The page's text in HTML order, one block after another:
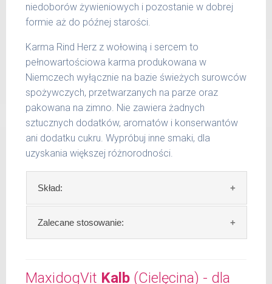
niedoborów żywieniowych i pozostanie w dobrej
formie aż do późnej starości.
Karma Rind Herz z wołowiną i sercem to
pełnowartościowa karma produkowana w
Niemczech wyłącznie na bazie świeżych surowców
spożywczych, przetwarzanych na parze oraz
pakowana na zimno. Nie zawiera żadnych
sztucznych dodatków, aromatów i konserwantów
ani dodatku cukru. Wypróbuj inne smaki, dla
uzyskania większej różnorodności.
Skład:
Skład:mięso i produkty pochodzenia
zwierzęcego: 69% wołowina, 4% ziemniaki, 2%
Szczegółowa analiza składu:
Zalecane stosowanie:
świeży posiłek, oferujemy różne objętości
MaxidogVit Kalb (Cielęcina) - dla